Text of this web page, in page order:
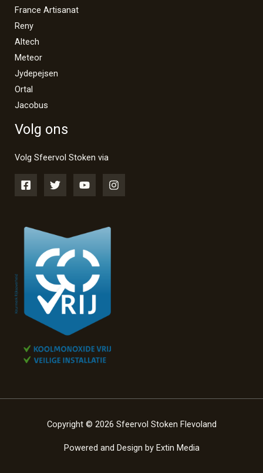
France Artisanat
Reny
Altech
Meteor
Jydepejsen
Ortal
Jacobus
Volg ons
Volg Sfeervol Stoken via
Copyright © 2026 Sfeervol Stoken Flevoland
Powered and Design by Extin Media